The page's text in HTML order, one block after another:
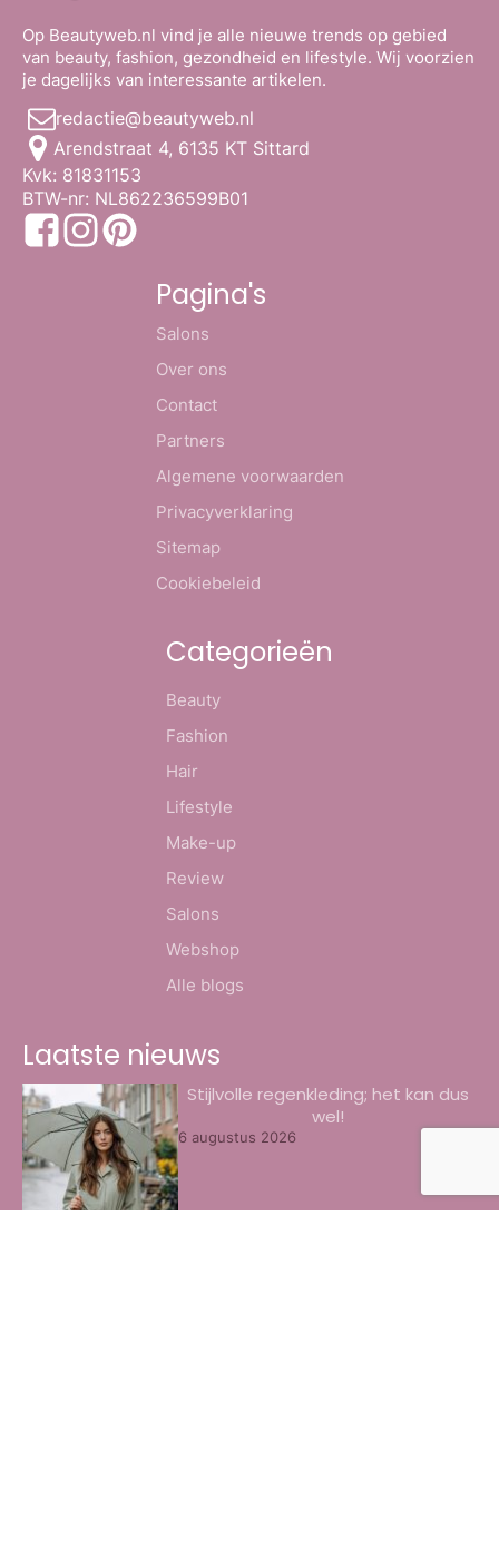
Op Beautyweb.nl vind je alle nieuwe trends op gebied
van beauty, fashion, gezondheid en lifestyle. Wij voorzien
je dagelijks van interessante artikelen.
redactie@beautyweb.nl
Arendstraat 4, 6135 KT Sittard
Kvk: 81831153
BTW-nr: NL862236599B01
Pagina's
Salons
Over ons
Contact
Partners
Algemene voorwaarden
Privacyverklaring
Sitemap
Cookiebeleid
Categorieën
Beauty
Fashion
Hair
Lifestyle
Make-up
Review
Salons
Webshop
Alle blogs
Laatste nieuws
Stijlvolle regenkleding; het kan dus
wel!
6 augustus 2026